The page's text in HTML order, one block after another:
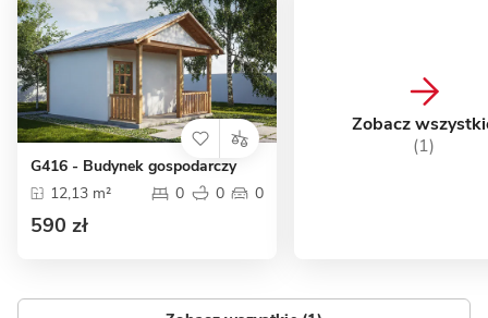
G416 - Budynek gospodarczy
12,13 m²
0 0 0
590 zł
Zobacz
(1)